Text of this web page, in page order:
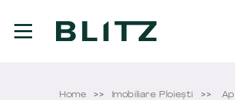
Home Imobiliare Ploieşti